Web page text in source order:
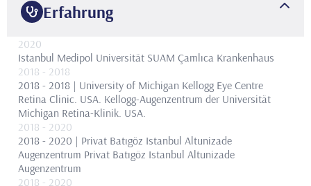
Erfahrung
2020
Istanbul Medipol Universität SUAM Çamlıca Krankenhaus
2018 - 2018
2018 - 2018 | University of Michigan Kellogg Eye Centre
Retina Clinic. USA. Kellogg-Augenzentrum der Universität
Michigan Retina-Klinik. USA.
2018 - 2020
2018 - 2020 | Privat Batıgöz Istanbul Altunizade
Augenzentrum Privat Batıgöz Istanbul Altunizade
Augenzentrum
2018 - 2020